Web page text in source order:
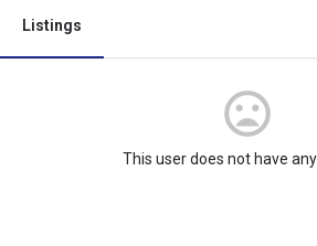
Listings
This user does not have any